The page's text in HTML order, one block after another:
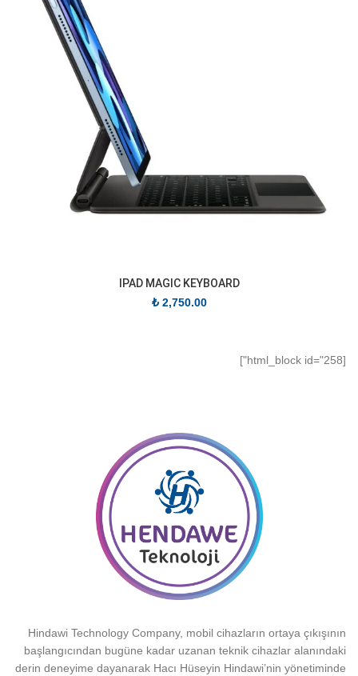
IPAD MAGIC KEYBOARD
₺2,750.00
[html_block id="258"]
Hindawi Technology Company, mobil cihazların ortaya çıkışının
başlangıcından bugüne kadar uzanan teknik cihazlar alanındaki
derin deneyime dayanarak Hacı Hüseyin Hindawi’nin yönetiminde